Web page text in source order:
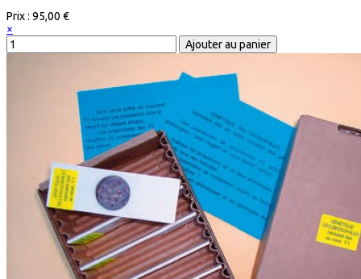
Prix : 95,00 €
×